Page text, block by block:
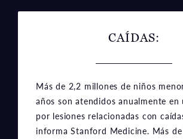
CAÍDAS:
Más de 2,2 millones de niños
años son atendidos anualmente en
por lesiones relacionadas con
informa Stanford Medicine. Más